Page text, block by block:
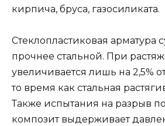
кирпича, бруса, газосиликата.
Стеклопластиковая арматура
прочнее стальной. При
увеличивается лишь на 2,5%
то время как стальная
Также испытания на разрыв
композит выдерживает